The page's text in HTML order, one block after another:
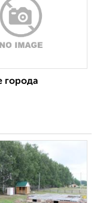
города